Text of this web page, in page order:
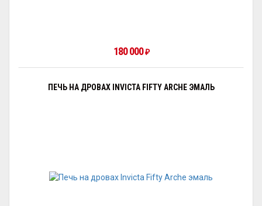
180 000₽
ПЕЧЬ НА ДРОВАХ INVICTA FIFTY ARCHE ЭМАЛЬ